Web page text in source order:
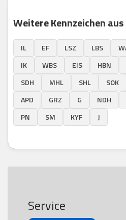
Weitere Kennzeichen
IL EF LSZ LBS
IK
WBS EIS HBN
SDH
MHL SHL SOK
APD
GRZ G NDH
PN
SM KYF J
Service